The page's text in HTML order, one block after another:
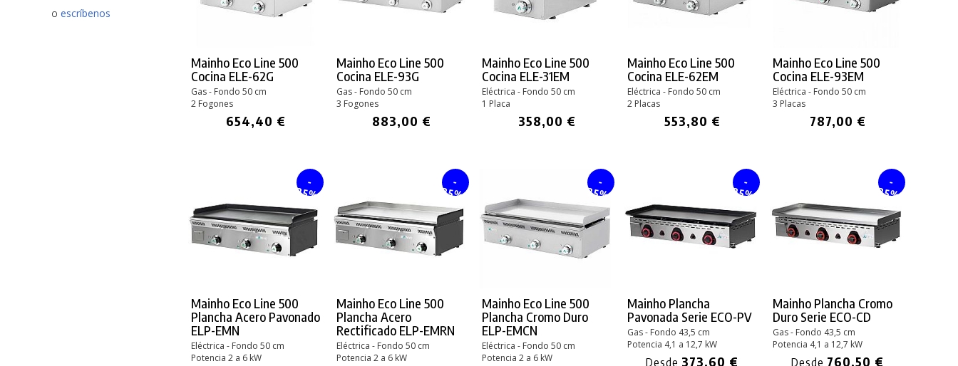
o escríbenos
Mainho Eco Line 500
Cocina ELE-62G
Gas - Fondo 50 cm
2 Fogones
654,40 €
Mainho Eco Line 500
Cocina ELE-93G
Gas - Fondo 50 cm
3 Fogones
883,00 €
Mainho Eco Line 500
Cocina ELE-31EM
Eléctrica - Fondo 50 cm
1 Placa
358,00 €
Mainho Eco Line 500
Cocina ELE-62EM
Eléctrica - Fondo 50 cm
2 Placas
553,80 €
Mainho Eco Line 500
Cocina ELE-93EM
Eléctrica - Fondo 50 cm
3 Placas
787,00 €
-
25%
Mainho Eco Line 500
Plancha Acero Pavonado
ELP-EMN
Eléctrica - Fondo 50 cm
Potencia 2 a 6 kW
-
25%
Mainho Eco Line 500
Plancha Acero
Rectificado ELP-EMRN
Eléctrica - Fondo 50 cm
Potencia 2 a 6 kW
-
25%
Mainho Eco Line 500
Plancha Cromo Duro
ELP-EMCN
Eléctrica - Fondo 50 cm
Potencia 2 a 6 kW
-
25%
Mainho Plancha
Pavonada Serie ECO-PV
Gas - Fondo 43,5 cm
Potencia 4,1 a 12,7 kW
Desde 373,60 €
-
25%
Mainho Plancha Cromo
Duro Serie ECO-CD
Gas - Fondo 43,5 cm
Potencia 4,1 a 12,7 kW
Desde 760,50 €